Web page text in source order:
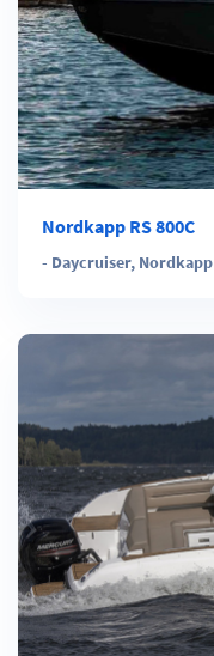
Nordkapp RS 800C
- Daycruiser, Nordkapp